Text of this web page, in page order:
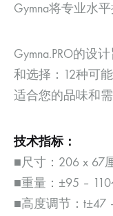
Gymna将专业水
Gymna.PRO的设
和选择：12种可
适合您的品味和需
技术指标：
■尺寸：206 x 67
■重量：±95 –
■高度调节：t±47